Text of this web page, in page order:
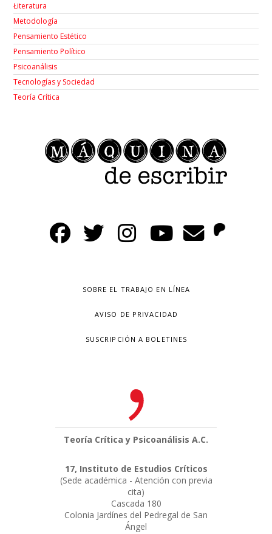
Łiteratura
Metodología
Pensamiento Estético
Pensamiento Político
Psicoanálisis
Tecnologías y Sociedad
Teoría Crítica
SOBRE EL TRABAJO EN LÍNEA
AVISO DE PRIVACIDAD
SUSCRIPCIÓN A BOLETINES
Teoría Crítica y Psicoanálisis A.C.
17, Instituto de Estudios Críticos
(Sede académica - Atención con previa
cita)
Cascada 180
Colonia Jardínes del Pedregal de San
Ángel